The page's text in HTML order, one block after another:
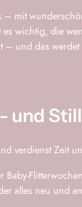
– mit
es wichtig, die
– und das
und
verdienst Zeit
Baby-
alles neu und